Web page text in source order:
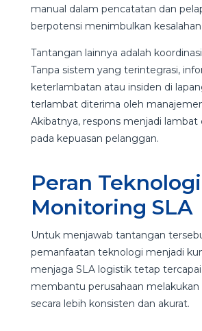
manual dalam pencatatan dan
berpotensi menimbulkan
Tantangan lainnya adalah
Tanpa sistem yang terintegrasi,
keterlambatan atau insiden di
terlambat diterima oleh
Akibatnya, respons menjadi lambat
pada kepuasan pelanggan.
Peran
Monitoring SLA
Untuk menjawab tantangan
pemanfaatan teknologi menjadi
menjaga SLA logistik tetap
membantu perusahaan
secara lebih konsisten dan akurat.